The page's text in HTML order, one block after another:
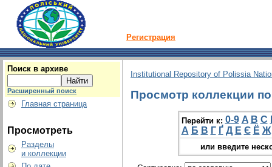
Регистрация
Поиск в архиве
Расширенный поиск
Главная страница
Просмотреть
Разделы
и коллекции
Institutional Repository of Polissia
Просмотр коллекции
Перейти к: 0-9 A B C
А Б В Г Ґ Д Е Є Ё Ж
или введите